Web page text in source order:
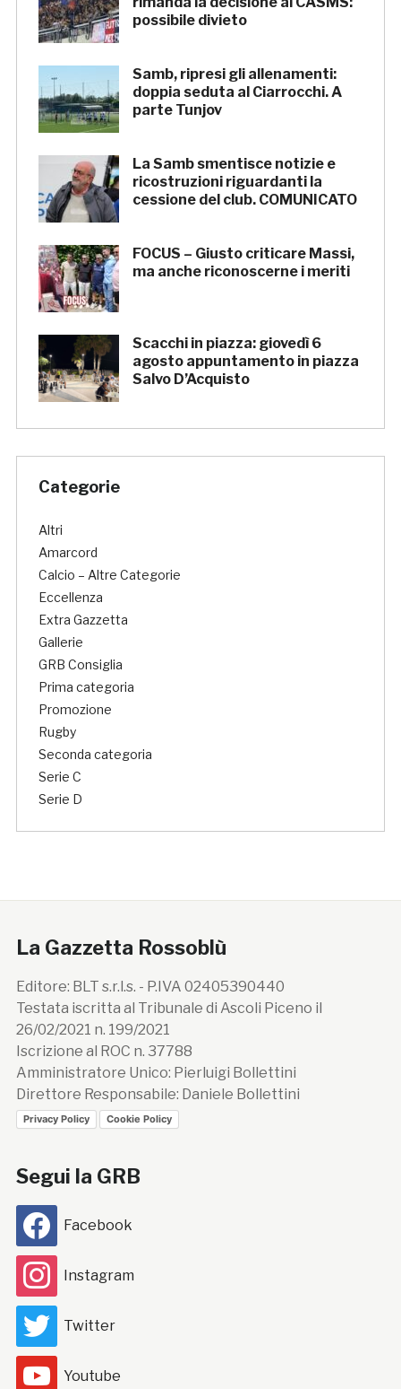
possibile divieto
Samb, ripresi gli allenamenti:
doppia seduta al Ciarrocchi. A
parte Tunjov
La Samb smentisce notizie e
ricostruzioni riguardanti la
cessione del club. COMUNICATO
FOCUS – Giusto criticare Massi,
ma anche riconoscerne i meriti
Scacchi in piazza: giovedì 6
agosto appuntamento in piazza
Salvo D’Acquisto
Categorie
Altri
Amarcord
Calcio – Altre Categorie
Eccellenza
Extra Gazzetta
Gallerie
GRB Consiglia
Prima categoria
Promozione
Rugby
Seconda categoria
Serie C
Serie D
La Gazzetta Rossoblù
Editore: BLT s.r.l.s. - P.IVA 02405390440
Testata iscritta al Tribunale di Ascoli Piceno il
26/02/2021 n. 199/2021
Iscrizione al ROC n. 37788
Amministratore Unico: Pierluigi Bollettini
Direttore Responsabile: Daniele Bollettini
Privacy Policy Cookie Policy
Segui la GRB
Facebook
Instagram
Twitter
Youtube